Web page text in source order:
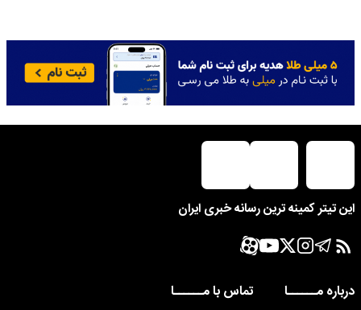
این تیتر کمینه ترین رسانه خبری ایران
درباره مــــــا
تماس با مــــــا